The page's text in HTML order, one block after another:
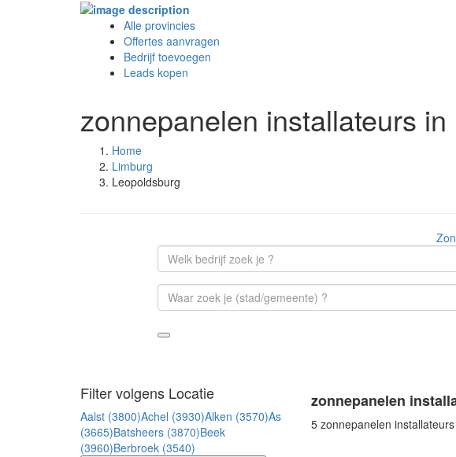
Alle provincies
Offertes aanvragen
Bedrijf toevoegen
Leads kopen
zonnepanelen installateurs
Home
Limburg
Leopoldsburg
zonnepanelen
5 zonnepanelen
Filter volgens Locatie
Aalst (3800)Achel (3930)Alken (3570)As
(3665)Batsheers (3870)Beek
(3960)Berbroek (3540)